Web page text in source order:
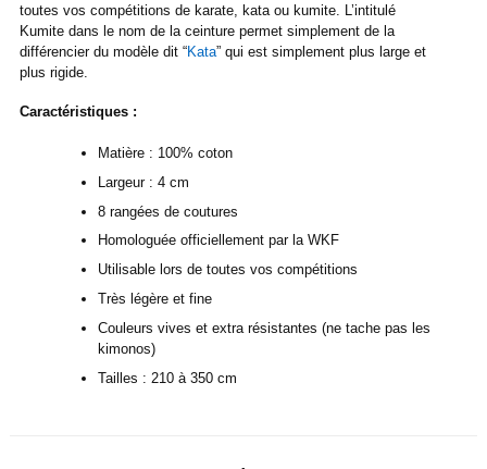
toutes vos compétitions de karate, kata ou kumite. L’intitulé
Kumite dans le nom de la ceinture permet simplement de la
différencier du modèle dit “Kata” qui est simplement plus large et
plus rigide.
Caractéristiques :
Matière : 100% coton
Largeur : 4 cm
8 rangées de coutures
Homologuée officiellement par la WKF
Utilisable lors de toutes vos compétitions
Très légère et fine
Couleurs vives et extra résistantes (ne tache pas les
kimonos)
Tailles : 210 à 350 cm